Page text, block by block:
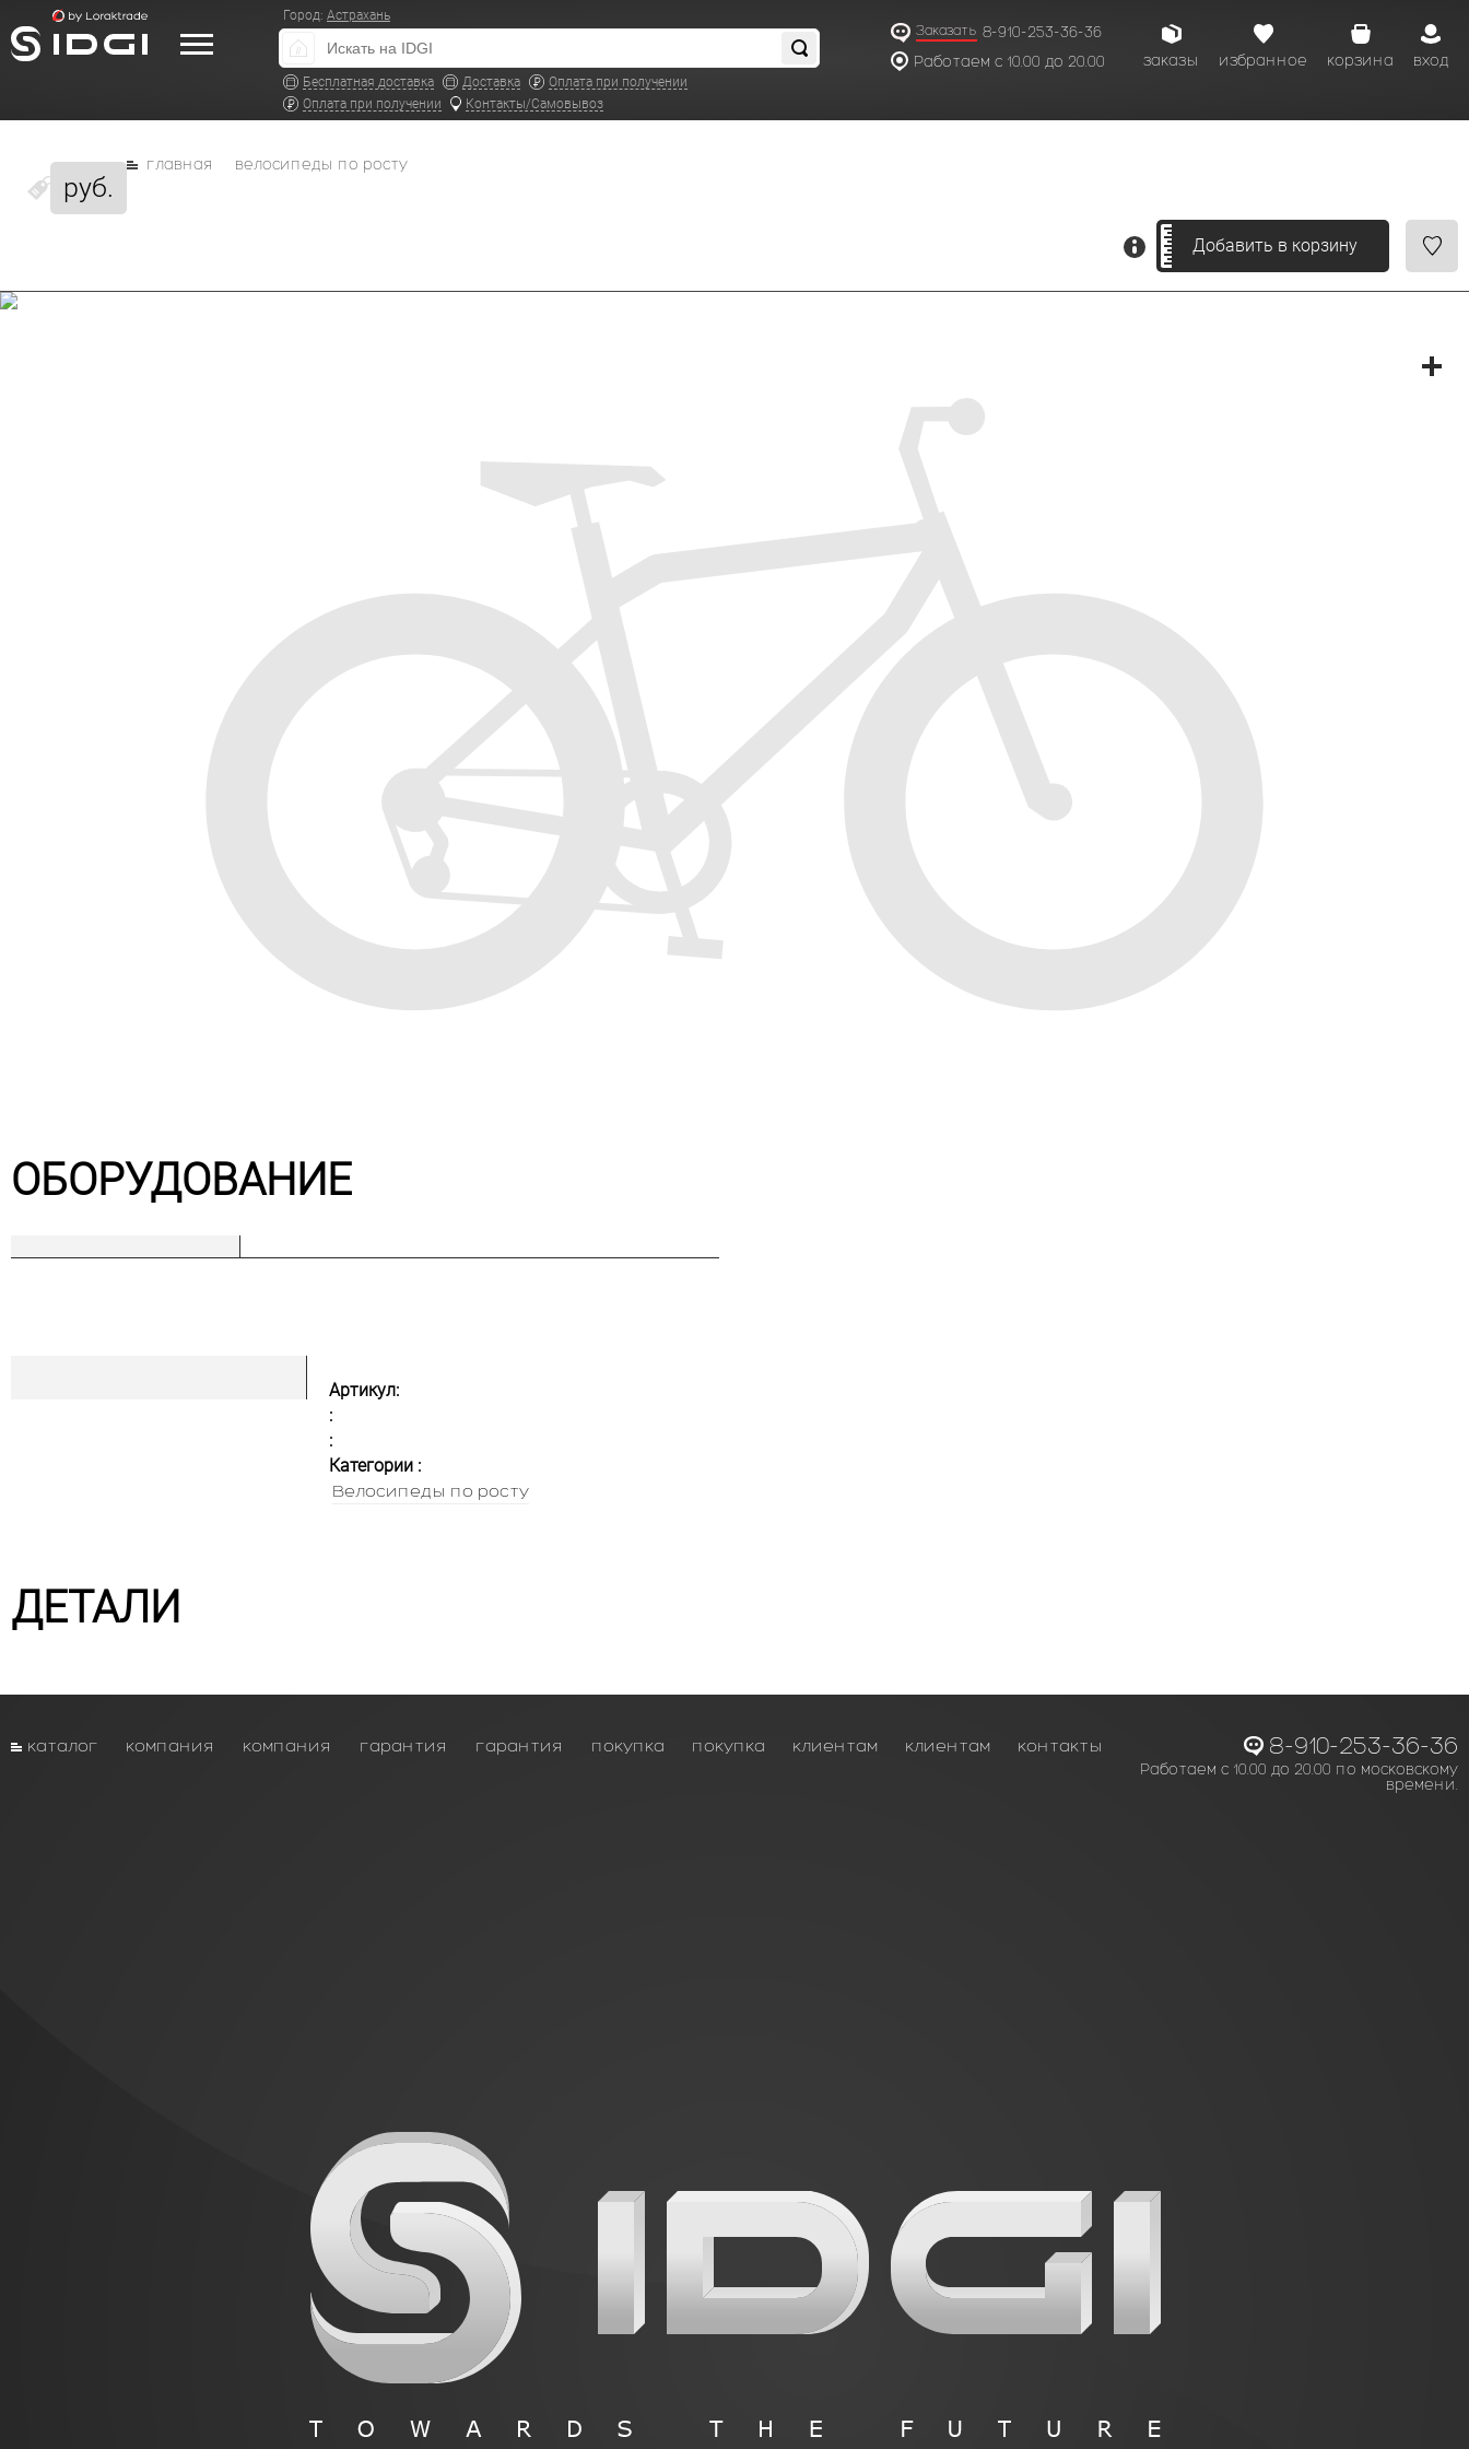
Город: Астрахань
Бесплатная доставка Доставка
Оплата при получении
Оплата при получении
Контакты/Самовывоз
Заказать 8-910-253-36-36
Работаем с 10.00 до 20.00
вход
корзина
избранное
заказы
руб.
главная велосипеды по росту
Добавить в корзину
ОБОРУДОВАНИЕ
Артикул:
:
:
Категории :
Велосипеды по росту
ДЕТАЛИ
каталог компания компания гарантия гарантия покупка покупка клиентам клиентам контакты 8-910-253-36-36
Работаем с 10.00 до 20.00 по московскому
времени.